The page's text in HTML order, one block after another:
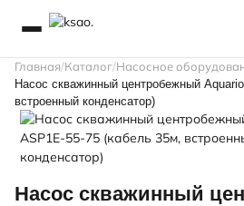
Главная Каталог Насосное
Насос скважинный центробежный
встроенный конденсатор)
Насос скважинный